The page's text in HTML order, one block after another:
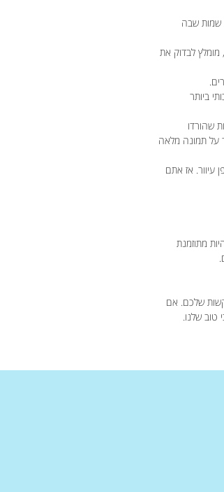
שמות שבה
לבדוק את
ביותר
שהורדו
על תמונה מלאה
עיוור. אז אתם
מתוזמנת
שלכם. אם
טוב שלנו.